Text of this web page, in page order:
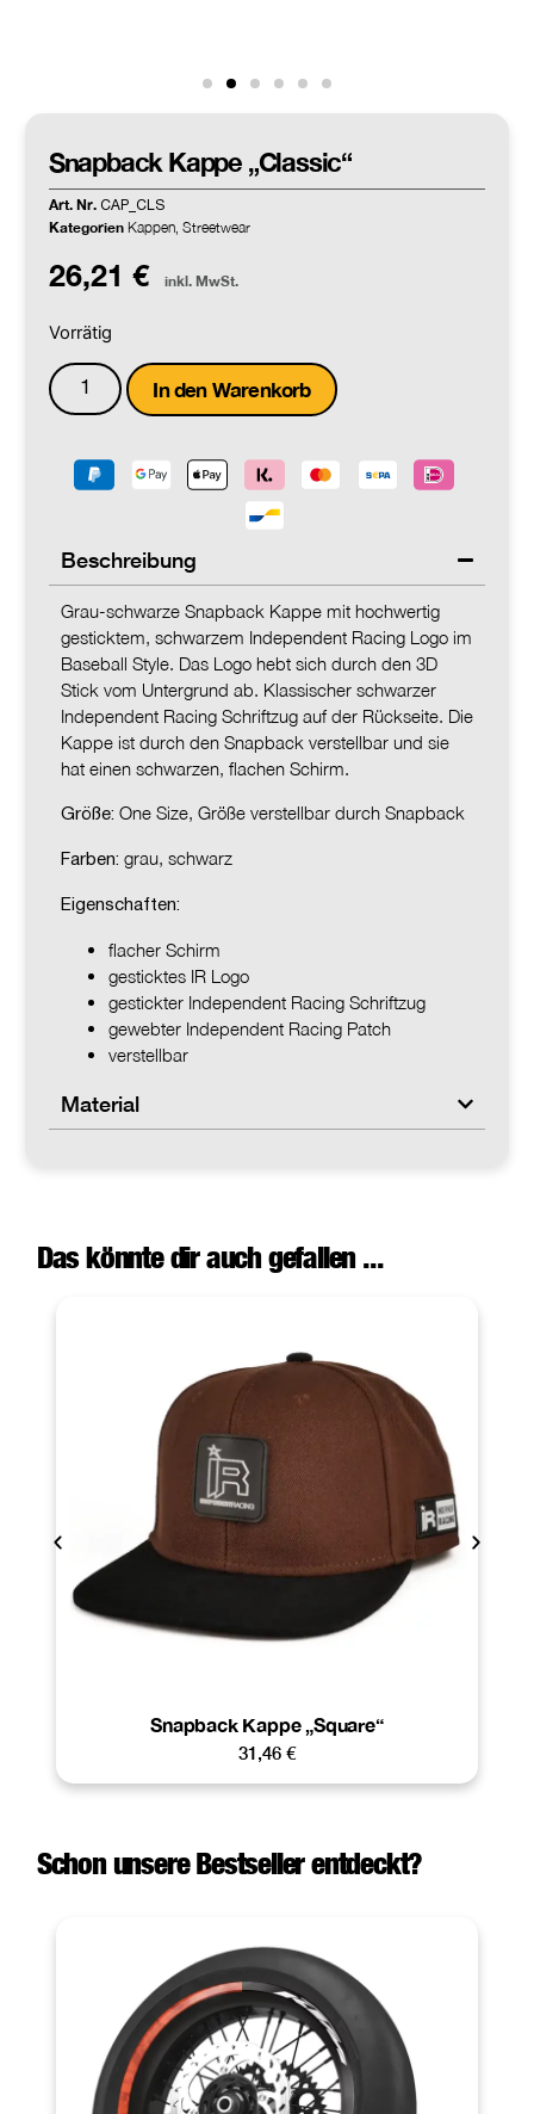
Snapback Kappe „Classic“
Art. Nr. CAP_CLS
Kategorien Kappen, Streetwear
26,21 € inkl. MwSt.
Vorrätig
In den Warenkorb
Beschreibung
Grau-schwarze Snapback Kappe mit hochwertig
gesticktem, schwarzem Independent Racing Logo im
Baseball Style. Das Logo hebt sich durch den 3D
Stick vom Untergrund ab. Klassischer schwarzer
Independent Racing Schriftzug auf der Rückseite. Die
Kappe ist durch den Snapback verstellbar und sie
hat einen schwarzen, flachen Schirm.
Größe: One Size, Größe verstellbar durch Snapback
Farben: grau, schwarz
Eigenschaften:
flacher Schirm
gesticktes IR Logo
gestickter Independent Racing Schriftzug
gewebter Independent Racing Patch
verstellbar
Material
Das könnte dir auch gefallen ...
Snapback Kappe „Square“
31,46 €
Schon unsere Bestseller entdeckt?